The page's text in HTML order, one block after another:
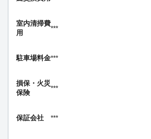
室内清掃費
用
***
駐車場料金***
損保・ 火災
保険
***
保証会社 ***